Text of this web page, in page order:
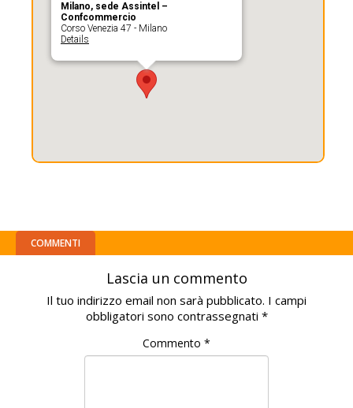
Milano, sede Assintel –
Confcommercio
Corso Venezia 47 - Milano
Details
COMMENTI
Lascia un commento
Il tuo indirizzo email non sarà pubblicato. I campi
obbligatori sono contrassegnati *
Commento *